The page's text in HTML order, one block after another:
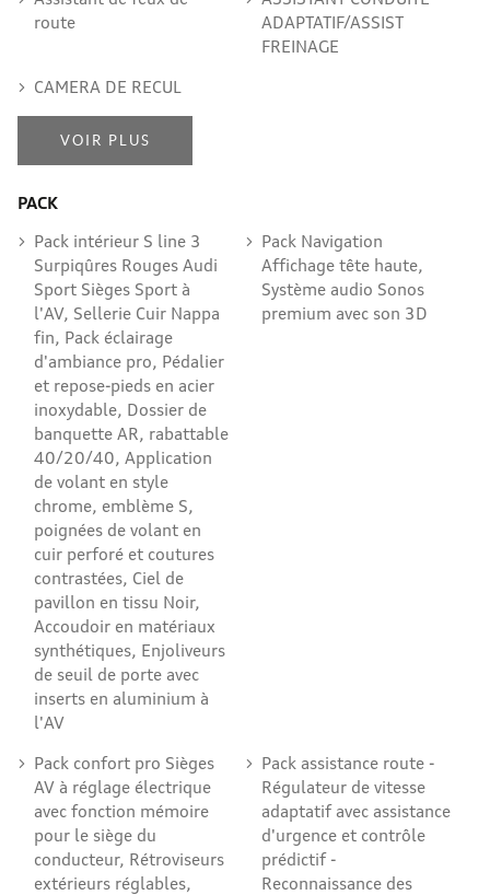
route
ADAPTATIF/ASSIST
FREINAGE
CAMERA DE RECUL
VOIR PLUS
PACK
Pack intérieur S line 3
Surpiqûres Rouges Audi
Sport Sièges Sport à
l'AV, Sellerie Cuir Nappa
fin, Pack éclairage
d'ambiance pro, Pédalier
et repose-pieds en acier
inoxydable, Dossier de
banquette AR, rabattable
40/20/40, Application
de volant en style
chrome, emblème S,
poignées de volant en
cuir perforé et coutures
contrastées, Ciel de
pavillon en tissu Noir,
Accoudoir en matériaux
synthétiques, Enjoliveurs
de seuil de porte avec
inserts en aluminium à
l'AV
Pack Navigation
Affichage tête haute,
Système audio Sonos
premium avec son 3D
Pack confort pro Sièges
AV à réglage électrique
avec fonction mémoire
pour le siège du
conducteur, Rétroviseurs
extérieurs réglables,
Pack assistance route -
Régulateur de vitesse
adaptatif avec assistance
d'urgence et contrôle
prédictif -
Reconnaissance des